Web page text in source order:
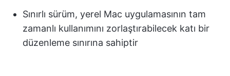
Sınırlı sürüm, yerel Mac uygulamasının tam
zamanlı kullanımını zorlaştırabilecek katı bir
düzenleme sınırına sahiptir